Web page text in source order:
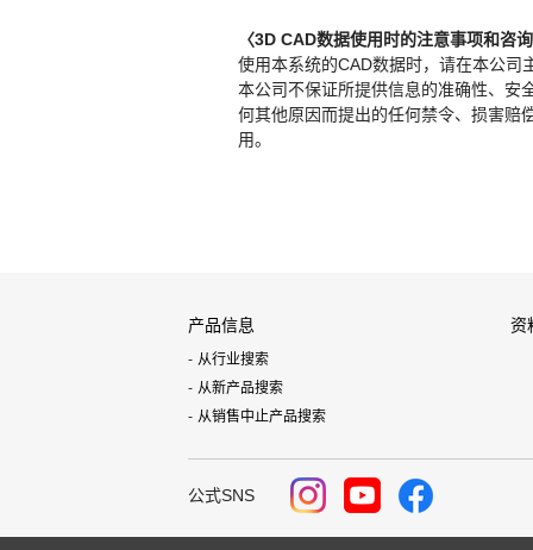
〈3D CAD数据使用时的注意事项和咨
使用本系统的CAD数据时，请在本公司
本公司不保证所提供信息的准确性、安
何其他原因而提出的任何禁令、损害赔
用。
产品信息
从行业搜索
从新产品搜索
从销售中止产品搜索
资
公式SNS